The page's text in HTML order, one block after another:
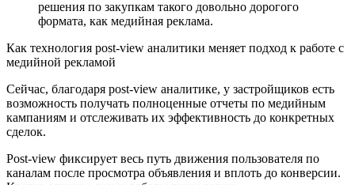
решения по закупкам такого довольно дорогого
формата, как медийная реклама.
Как технология post-view аналитики меняет подход к работе с
медийной рекламой
Сейчас, благодаря post-view аналитике, у застройщиков есть
возможность получать полноценные отчеты по медийным
кампаниям и отслеживать их эффективность до конкретных
сделок.
Post-view фиксирует весь путь движения пользователя по
каналам после просмотра объявления и вплоть до конверсии.